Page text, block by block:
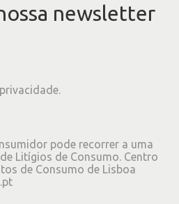
newsletter
.
pode recorrer a uma
Litígios de Consumo. Centro
de Consumo de Lisboa